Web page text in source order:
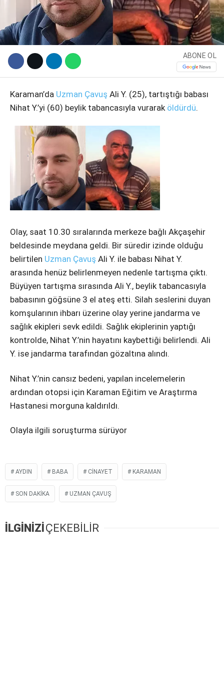
WhatsApp İhbar Hattı
Facebook
Instagram
Youtube
ABONE OL
Karaman’da Uzman Çavuş Ali Y. (25), tartıştığı babası
Nihat Y.’yi (60) beylik tabancasıyla vurarak öldürdü.
Olay, saat 10.30 sıralarında merkeze bağlı Akçaşehir
beldesinde meydana geldi. Bir süredir izinde olduğu
belirtilen Uzman Çavuş Ali Y. ile babası Nihat Y.
arasında henüz belirlenmeyen nedenle tartışma çıktı.
Büyüyen tartışma sırasında Ali Y., beylik tabancasıyla
babasının göğsüne 3 el ateş etti. Silah seslerini duyan
komşularının ihbarı üzerine olay yerine jandarma ve
sağlık ekipleri sevk edildi. Sağlık ekiplerinin yaptığı
kontrolde, Nihat Y.’nin hayatını kaybettiği belirlendi. Ali
Y. ise jandarma tarafından gözaltına alındı.
Nihat Y.’nin cansız bedeni, yapılan incelemelerin
ardından otopsi için Karaman Eğitim ve Araştırma
Hastanesi morguna kaldırıldı.
Olayla ilgili soruşturma sürüyor
AYDIN BABA CINAYET KARAMAN
SON DAKIKA UZMAN ÇAVUŞ
İLGİNİZİÇEKEBİLİR